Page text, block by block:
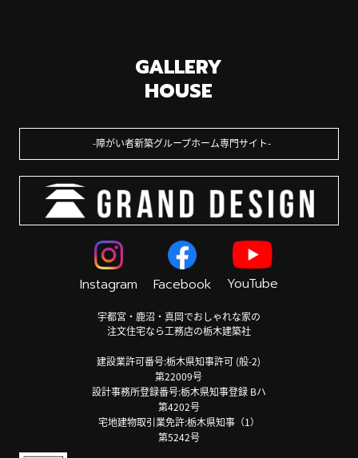
GALLERY
HOUSE
障がい者新築グループホーム専門サイト
Instagram Facebook YouTube
宇都宮・鹿沼・真岡でおしゃれな家の
注文住宅なら工務店の栃木建築社
建設業許可番号:栃木県知事許可 (般-2)
第22009号
設計事務所登録番号:栃木県知事登録 Bハ
第4202号
宅地建物取引業免許:栃木県知事（1）
第5242号